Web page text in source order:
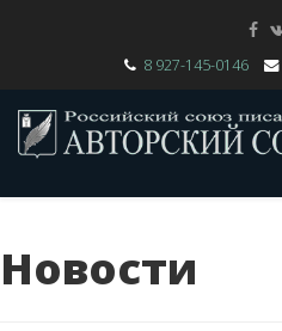
8 927-145-0146
Новости